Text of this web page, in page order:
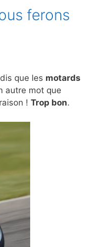
ferons
que les motards
autre mot que
! Trop bon.